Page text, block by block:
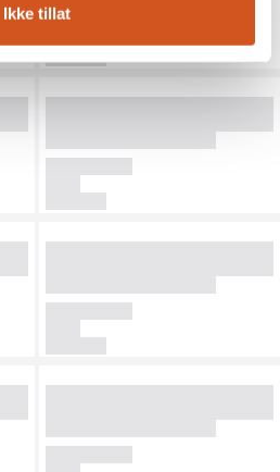
Ikke tillat